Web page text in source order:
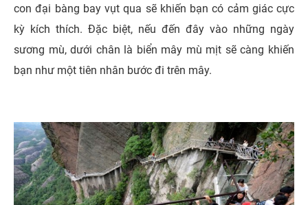
con đại bàng bay vụt qua sẽ khiến bạn có cảm giác cực
kỳ kích thích. Đặc biệt, nếu đến đây vào những ngày
sương mù, dưới chân là biển mây mù mịt sẽ càng khiến
bạn như một tiên nhân bước đi trên mây.